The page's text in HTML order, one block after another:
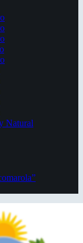
Natural